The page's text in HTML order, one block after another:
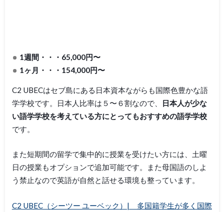
1週間・・・65,000円〜
1ヶ月・・・154,000円〜
C2 UBECはセブ島にある日本資本ながらも国際色豊かな語
学学校です。日本人比率は５〜６割なので、
日本人が少な
い語学学校を考えている方にとってもおすすめの語学学校
です。
また短期間の留学で集中的に授業を受けたい方には、土曜
日の授業もオプションで追加可能です。また母国語のしよ
う禁止なので英語が自然と話せる環境も整っています。
C2 UBEC（シーツー ユーベック）| 多国籍学生が多く国際